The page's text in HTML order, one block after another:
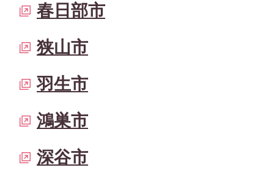
春日部市
狭山市
羽生市
鴻巣市
深谷市